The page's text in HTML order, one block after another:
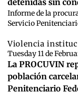
Informe de la
Servicio
Violencia
Tuesday 11 de
La PROCUVIN
población
Penitenciario